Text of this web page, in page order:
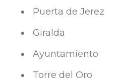
Puerta de Jerez
Giralda
Ayuntamiento
Torre del Oro